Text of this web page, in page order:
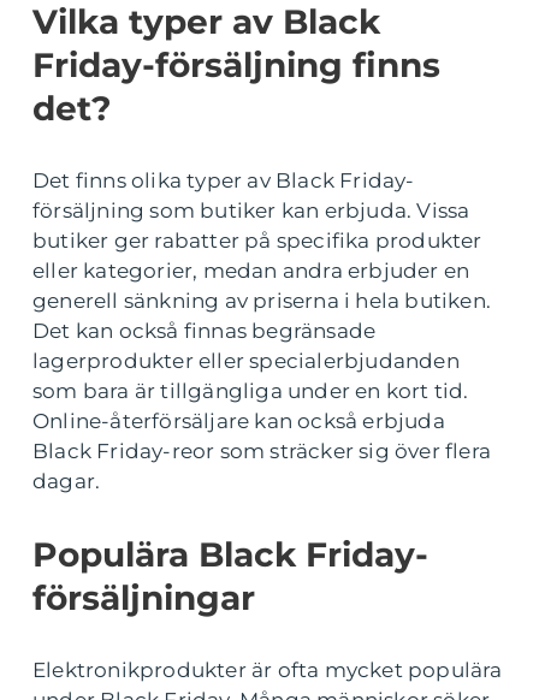
Vilka typer av Black
Friday-försäljning finns
det?
Det finns olika typer av Black Friday-
försäljning som butiker kan erbjuda. Vissa
butiker ger rabatter på specifika produkter
eller kategorier, medan andra erbjuder en
generell sänkning av priserna i hela butiken.
Det kan också finnas begränsade
lagerprodukter eller specialerbjudanden
som bara är tillgängliga under en kort tid.
Online-återförsäljare kan också erbjuda
Black Friday-reor som sträcker sig över flera
dagar.
Populära Black Friday-
försäljningar
Elektronikprodukter är ofta mycket populära